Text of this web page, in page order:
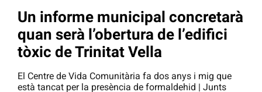
Un informe municipal concretarà
quan serà l’obertura de l’edifici
tòxic de Trinitat Vella
El Centre de Vida Comunitària fa dos anys i mig que
està tancat per la presència de formaldehid | Junts